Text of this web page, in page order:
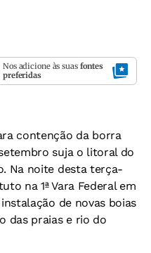
Nos adicione às suas fontes
preferidas
contenção da borra
suja o litoral do
Na noite desta terça-
na 1ª Vara Federal em
de novas boias
das praias e rio do